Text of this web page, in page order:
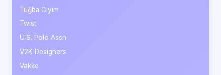
Tuğba Giyim
Twist
U.S. Polo Assn.
V2K Designers
Vakko